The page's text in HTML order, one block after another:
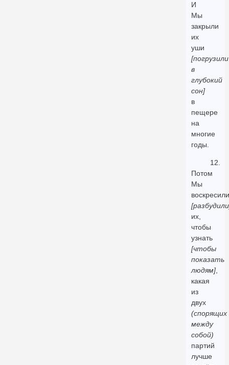
И
Мы
закрыли
их
уши
[погрузили
в
глубокий
сон]
в
пещере
на
многие
годы.
12.
Потом
Мы
воскресили
их,
чтобы
узнать
[чтобы
показать
людям],
какая
из
двух
(спорящих
между
собой)
партий
лучше